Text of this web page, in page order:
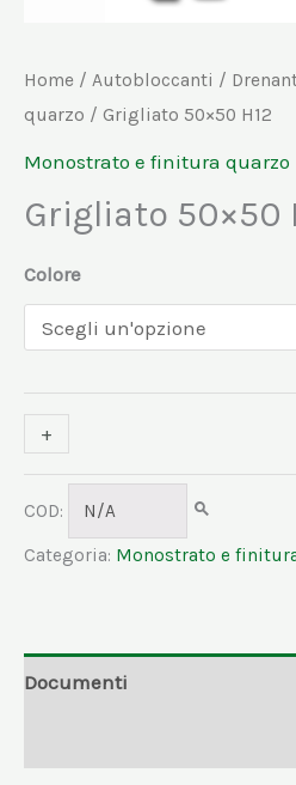
Home / Autobloccanti /
quarzo / Grigliato 50×50 H12
Monostrato e finitura quarzo
Grigliato 50×50
Colore
-
+
COD: N/A
Categoria: Monostrato e
Documenti